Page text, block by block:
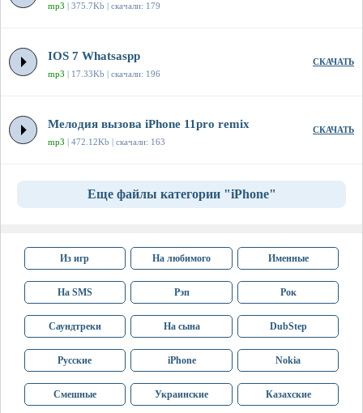
mp3 | 375.7Kb | скачали: 179
IOS 7 Whatsaspp
mp3 | 17.33Kb | скачали: 196
СКАЧАТЬ
Мелодия вызова iPhone 11pro remix
mp3 | 472.12Kb | скачали: 163
СКАЧАТЬ
Еще файлы категории "iPhone"
Из игр На любимого Именные
На SMS Рэп Рок
Саундтреки На сына DubStep
Русские iPhone Nokia
Смешные Украинские Казахские